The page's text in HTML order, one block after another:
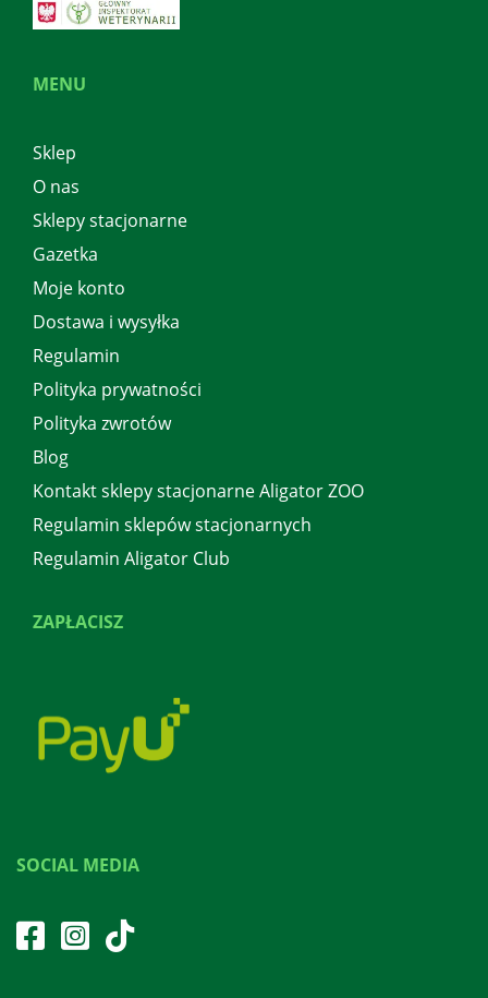
MENU
Sklep
O nas
Sklepy stacjonarne
Gazetka
Moje konto
Dostawa i wysyłka
Regulamin
Polityka prywatności
Polityka zwrotów
Blog
Kontakt sklepy stacjonarne Aligator ZOO
Regulamin sklepów stacjonarnych
Regulamin Aligator Club
ZAPŁACISZ
SOCIAL MEDIA